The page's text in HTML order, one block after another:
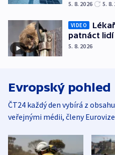
5. 8. 2026 5. 8.
VIDEO
patnáct
5. 8. 2026
Evropský pohled
ČT24 každý den vybírá z
veřejnými médii, členy